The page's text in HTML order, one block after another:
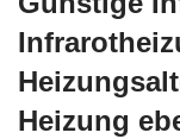
Heizung